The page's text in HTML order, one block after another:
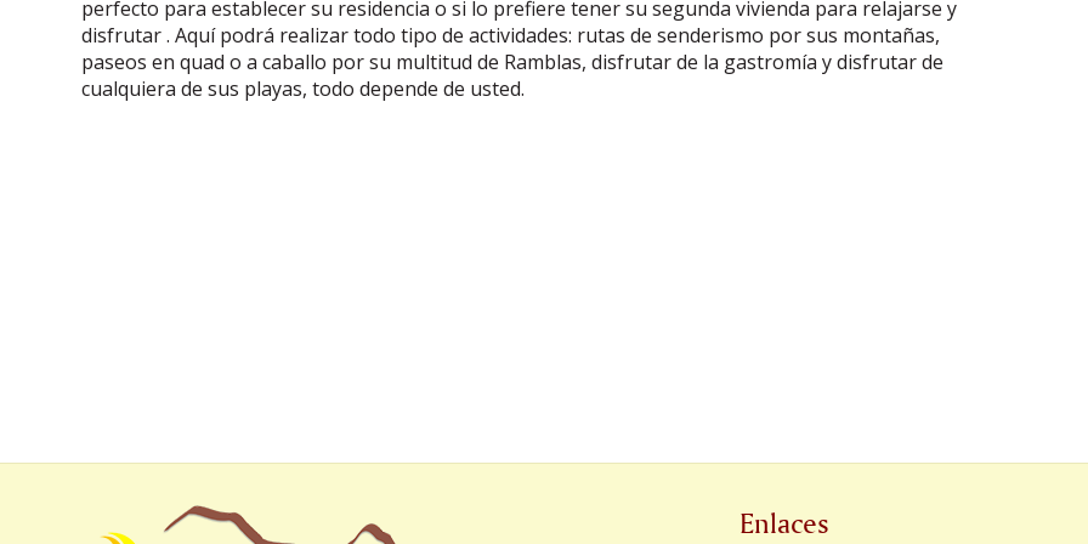
perfecto para establecer su residencia o si lo prefiere tener su segunda vivienda para relajarse y
disfrutar . Aquí podrá realizar todo tipo de actividades: rutas de senderismo por sus montañas,
paseos en quad o a caballo por su multitud de Ramblas, disfrutar de la gastromía y disfrutar de
cualquiera de sus playas, todo depende de usted.
Enlaces